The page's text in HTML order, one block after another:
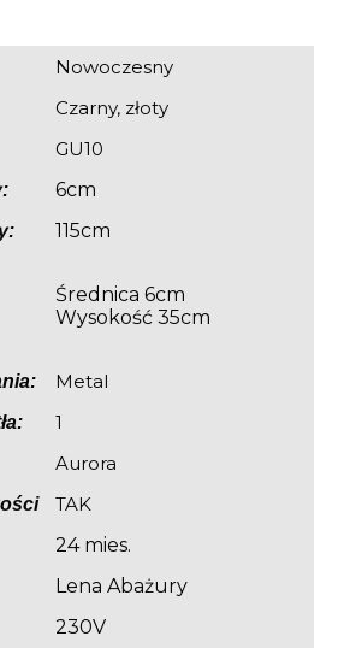
Nowoczesny
Czarny, złoty
GU10
6cm
115cm
Średnica 6cm
Wysokość 35cm
Metal
1
Aurora
TAK
24 mies.
Lena Abażury
230V